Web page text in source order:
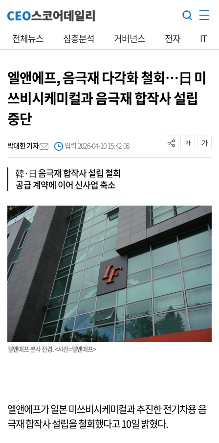
전체뉴스 심층분석 거버넌스 전자 IT
엘앤에프, 음극재 다각화 철회…日 미
쓰비시케미컬과 음극재 합작사 설립
중단
박대한 기자 입력 2026-04-10 15:42:08
韓·日 음극재 합작사 설립 철회
공급 계약에 이어 신사업 축소
엘앤에프 본사 전경. <사진=엘앤에프>
엘앤에프가 일본 미쓰비시케미컬과 추진한 전기차용 음
극재 합작사 설립을 철회했다고 10일 밝혔다.